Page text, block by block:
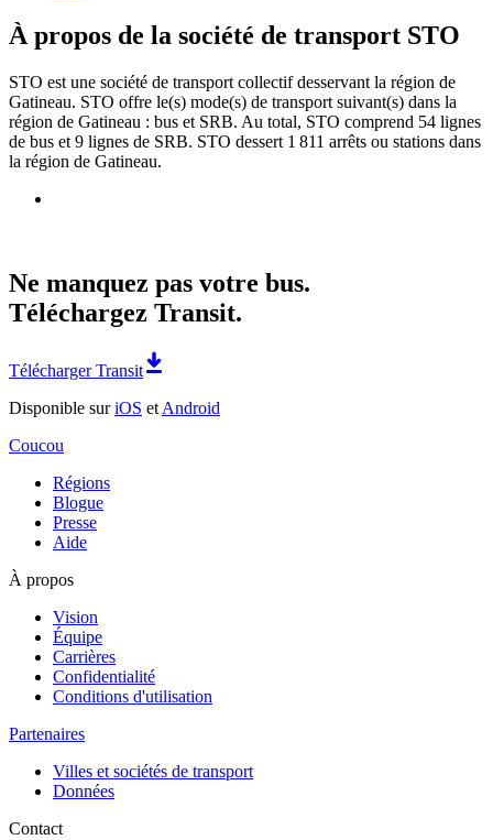
À propos de la société de transport STO
STO est une société de transport collectif desservant la région de
Gatineau. STO offre le(s) mode(s) de transport suivant(s) dans la
région de Gatineau : bus et SRB. Au total, STO comprend 54 lignes
de bus et 9 lignes de SRB. STO dessert 1 811 arrêts ou stations dans
la région de Gatineau.
Ne manquez pas votre bus.
Téléchargez Transit.
Télécharger Transit
Disponible suriOS et Android
Coucou
Régions
Blogue
Presse
Aide
À propos
Vision
Équipe
Carrières
Confidentialité
Conditions d'utilisation
Partenaires
Villes et sociétés de transport
Données
Contact